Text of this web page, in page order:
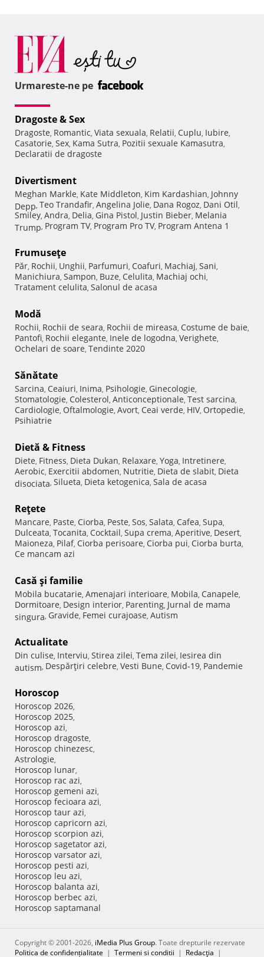
Urmareste-ne pe
Dragoste & Sex
Dragoste, Romantic, Viata sexuala, Relatii, Cuplu, Iubire,
Casatorie, Sex, Kama Sutra, Pozitii sexuale Kamasutra,
Declaratii de dragoste
Divertisment
Meghan Markle, Kate Middleton, Kim Kardashian, Johnny
Depp, Teo Trandafir, Angelina Jolie, Dana Rogoz, Dani Otil,
Smiley, Andra, Delia, Gina Pistol, Justin Bieber, Melania
Trump, Program TV, Program Pro TV, Program Antena 1
Frumuseţe
Păr, Rochii, Unghii, Parfumuri, Coafuri, Machiaj, Sani,
Manichiura, Sampon, Buze, Celulita, Machiaj ochi,
Tratament celulita, Salonul de acasa
Modă
Rochii, Rochii de seara, Rochii de mireasa, Costume de baie,
Pantofi, Rochii elegante, Inele de logodna, Verighete,
Ochelari de soare, Tendinte 2020
Sănătate
Sarcina, Ceaiuri, Inima, Psihologie, Ginecologie,
Stomatologie, Colesterol, Anticonceptionale, Test sarcina,
Cardiologie, Oftalmologie, Avort, Ceai verde, HIV, Ortopedie,
Psihiatrie
Dietă & Fitness
Diete, Fitness, Dieta Dukan, Relaxare, Yoga, Intretinere,
Aerobic, Exercitii abdomen, Nutritie, Dieta de slabit, Dieta
disociata, Silueta, Dieta ketogenica, Sala de acasa
Reţete
Mancare, Paste, Ciorba, Peste, Sos, Salata, Cafea, Supa,
Dulceata, Tocanita, Cocktail, Supa crema, Aperitive, Desert,
Maioneza, Pilaf, Ciorba perisoare, Ciorba pui, Ciorba burta,
Ce mancam azi
Casă şi familie
Mobila bucatarie, Amenajari interioare, Mobila, Canapele,
Dormitoare, Design interior, Parenting, Jurnal de mama
singura, Gravide, Femei curajoase, Autism
Actualitate
Din culise, Interviu, Stirea zilei, Tema zilei, Iesirea din
autism, Despărţiri celebre, Vesti Bune, Covid-19, Pandemie
Horoscop
Horoscop 2026,
Horoscop 2025,
Horoscop azi,
Horoscop dragoste,
Horoscop chinezesc,
Astrologie,
Horoscop lunar,
Horoscop rac azi,
Horoscop gemeni azi,
Horoscop fecioara azi,
Horoscop taur azi,
Horoscop capricorn azi,
Horoscop scorpion azi,
Horoscop sagetator azi,
Horoscop varsator azi,
Horoscop pesti azi,
Horoscop leu azi,
Horoscop balanta azi,
Horoscop berbec azi,
Horoscop saptamanal
Copyright © 2001-2026, iMedia Plus Group. Toate drepturile rezervate
Politica de confidențialitate | Termeni si conditii | Redacţia |